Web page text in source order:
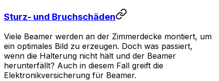
Sturz- und Bruchschäden
Viele Beamer werden an der Zimmerdecke montiert, um
ein optimales Bild zu erzeugen. Doch was passiert,
wenn die Halterung nicht hält und der Beamer
herunterfällt? Auch in diesem Fall greift die
Elektronikversicherung für Beamer.